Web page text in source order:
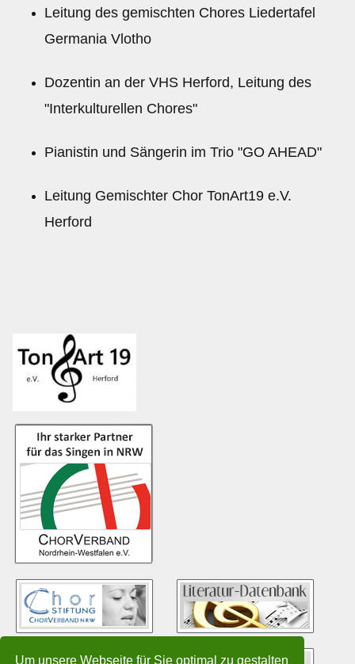
Um unsere Webseite für Sie optimal zu gestalten
Leitung des gemischten Chores Liedertafel
Germania Vlotho
Dozentin an der VHS Herford, Leitung des
"Interkulturellen Chores"
Pianistin und Sängerin im Trio "GO AHEAD"
Leitung Gemischter Chor TonArt19 e.V.
Herford